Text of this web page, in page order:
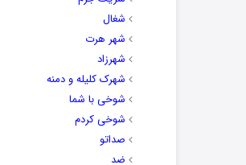
شغال
شهر هرت
شهرزاد
شهرک کلیله و دمنه
شوخی با شما
شوخی کردم
صداتو
ضد